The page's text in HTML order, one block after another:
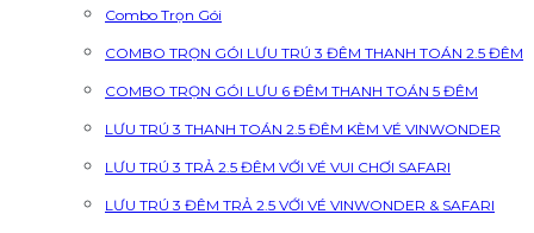
Combo Trọn Gói
COMBO TRỌN GÓI LƯU TRÚ 3 ĐÊM THANH TOÁN 2.5 ĐÊM
COMBO TRỌN GÓI LƯU 6 ĐÊM THANH TOÁN 5 ĐÊM
LƯU TRÚ 3 THANH TOÁN 2.5 ĐÊM KÈM VÉ VINWONDER
LƯU TRÚ 3 TRẢ 2.5 ĐÊM VỚI VÉ VUI CHƠI SAFARI
LƯU TRÚ 3 ĐÊM TRẢ 2.5 VỚI VÉ VINWONDER & SAFARI